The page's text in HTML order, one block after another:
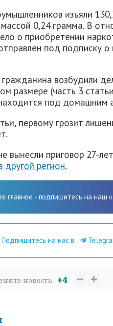
изъяли
0,24 грамма. В
о приобретении
под подписку
возбудили
размере (часть 3
под домашним
первому грозит
вынесли приговор 27-
другой регион.
главное - подпишитесь на наш
Подпишитесь на нас в
новость +4